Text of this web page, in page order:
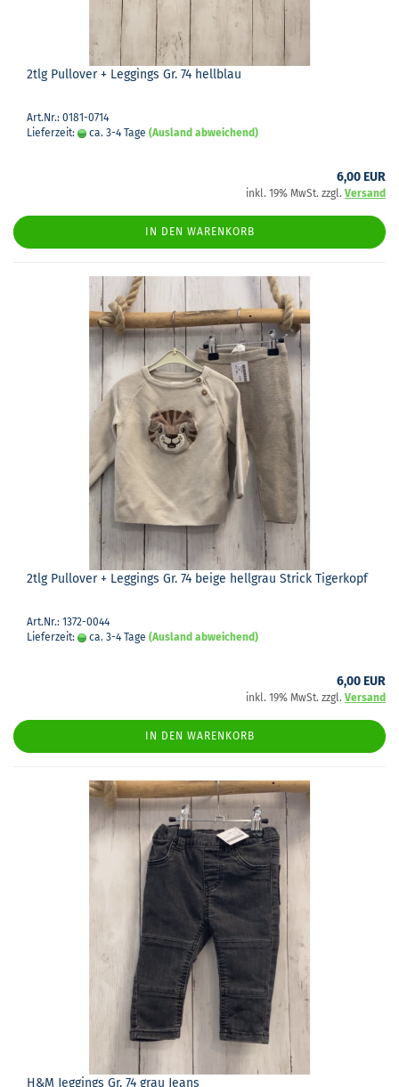
2tlg Pull­over + Leg­gings Gr. 74 hell­blau
Art.Nr.: 0181-0714
Lieferzeit:
ca. 3-4 Tage (Ausland abweichend)
6,00 EUR
inkl. 19% MwSt. zzgl. Versand
IN DEN WARENKORB
2tlg Pull­over + Leg­gings Gr. 74 beige hell­grau Strick Ti­ger­kopf
Art.Nr.: 1372-0044
Lieferzeit:
ca. 3-4 Tage (Ausland abweichend)
6,00 EUR
inkl. 19% MwSt. zzgl. Versand
IN DEN WARENKORB
H&M Jeg­gings Gr. 74 grau Jeans